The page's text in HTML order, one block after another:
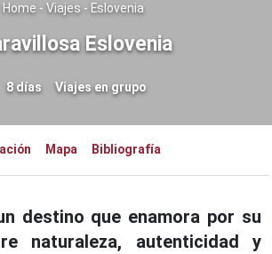
Home - Viajes - Eslovenia
Eslovenia
8 días Viajes en grupo
Mapa Bibliografía
destino que enamora por su
naturaleza, autenticidad y